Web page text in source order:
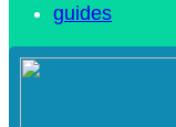
guides